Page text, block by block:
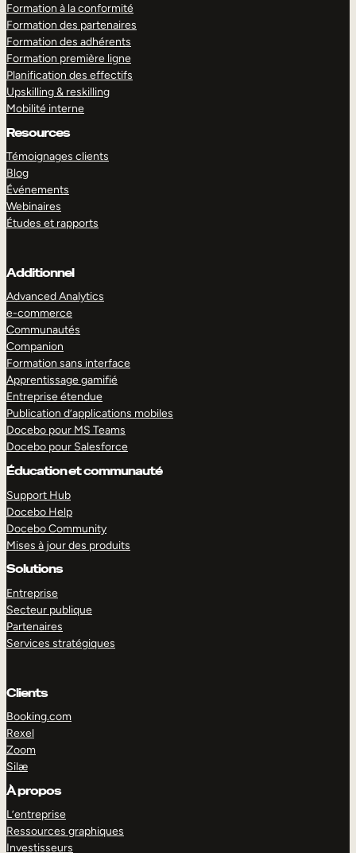
Formation à la conformité
Formation des partenaires
Formation des adhérents
Formation première ligne
Planification des effectifs
Upskilling & reskilling
Mobilité interne
Resources
Témoignages clients
Blog
Événements
Webinaires
Études et rapports
Additionnel
Advanced Analytics
e-commerce
Communautés
Companion
Formation sans interface
Apprentissage gamifié
Entreprise étendue
Publication d’applications mobiles
Docebo pour MS Teams
Docebo pour Salesforce
Éducation et communauté
Support Hub
Docebo Help
Docebo Community
Mises à jour des produits
Solutions
Entreprise
Secteur publique
Partenaires
Services stratégiques
Clients
Booking.com
Rexel
Zoom
Silæ
À propos
L’entreprise
Ressources graphiques
Investisseurs